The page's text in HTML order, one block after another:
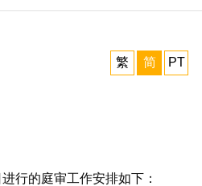
繁 简 PT
行的庭审工作安排如下：